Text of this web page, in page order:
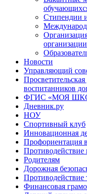
Стипендии
организации
Новости
Управляющий
Просветительская
воспитанников
ФГИС «МОЯ
Дневник.ру
НОУ
Спортивный клуб
Инновационная
Профориентация
Противодействие
Родителям
Дорожная
Противодействие
Финансовая